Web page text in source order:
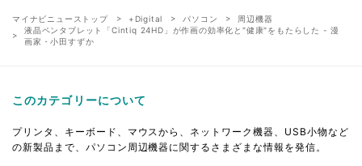
マイナビニューストップ +Digital パソコン
周辺機器
液晶ペンタブレット「Cintiq 24HD」が作画の効率化と"健康"をもたらした - 漫
画家・小田すずか
このカテゴリーについて
プリンタ、キーボード、マウスから、ネットワーク機器、USB小物など
の新製品まで、パソコン周辺機器に関するさまざまな情報を発信。